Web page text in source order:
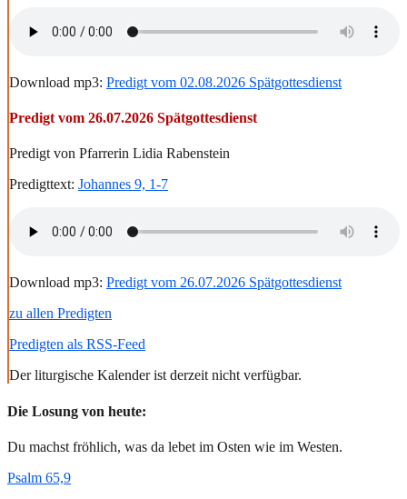
Download mp3: Predigt vom 02.08.2026 Spätgottesdienst
Predigt vom 26.07.2026 Spätgottesdienst
Predigt von Pfarrerin Lidia Rabenstein
Predigttext: Johannes 9, 1-7
Download mp3: Predigt vom 26.07.2026 Spätgottesdienst
zu allen Predigten
Predigten als RSS-Feed
Der liturgische Kalender ist derzeit nicht verfügbar.
Die Losung von heute:
Du machst fröhlich, was da lebet im Osten wie im Westen.
Psalm 65,9